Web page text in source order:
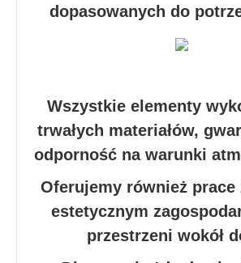
dopasowanych do
Wszystkie elementy
trwałych materiałów,
odporność na warunki
Oferujemy również prace
estetycznym
przestrzeni wokół